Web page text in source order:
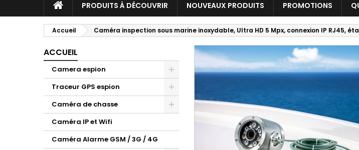
PRODUITS À DÉCOUVRIR NOUVEAUX PRODUITS PROMOTIONS
Accueil Caméra inspection sous marine inoxydable, Ultra HD 5 Mpx, connexion IP RJ45,
ACCUEIL
Camera espion
Traceur GPS espion
Caméra de chasse
Caméra IP et Wifi
Caméra Alarme GSM / 3G / 4G